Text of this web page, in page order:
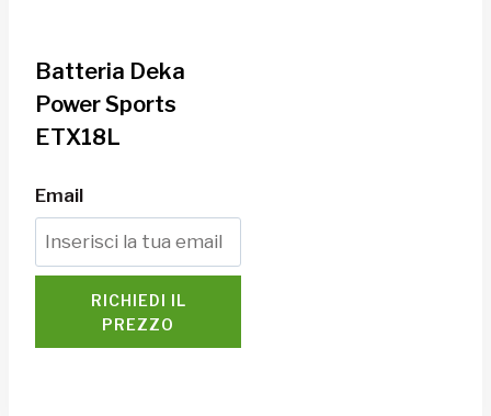
Batteria Deka
Power Sports
ETX18L
Email
RICHIEDI IL
PREZZO